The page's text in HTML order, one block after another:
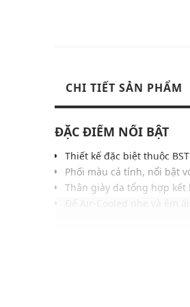
CHI TIẾT SẢN PHẨM
ĐẶC ĐIỂM NỔI BẬT
Thiết kế đặc biệt thuộc
Phối màu cá tính, nổi bật
Thân giày da tổng hợp